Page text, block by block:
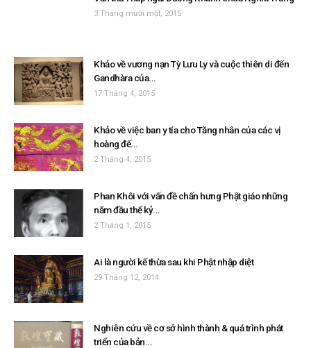
3 Tháng mười một, 2015
Khảo về vương nạn Tỳ Lưu Ly và cuộc thiên di đến
Gandhàra của...
17 Tháng 4, 2015
Khảo về việc ban y tía cho Tăng nhân của các vị
hoàng đế...
2 Tháng 4, 2015
Phan Khôi với vấn đề chấn hưng Phật giáo những
năm đầu thế kỷ...
2 Tháng 1, 2015
Ai là người kế thừa sau khi Phật nhập diệt
29 Tháng 12, 2014
Nghiên cứu về cơ sở hình thành & quá trình phát
triển của bản...